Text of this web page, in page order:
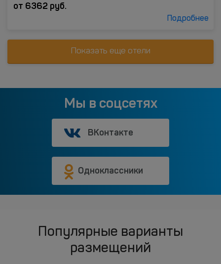
от 6362 руб.
Подробнее
Показать еще отели
Мы в соцсетях
ВКонтакте
Одноклассники
Популярные варианты
размещений